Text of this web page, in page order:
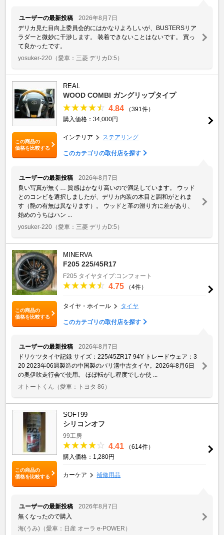
ユーザーの最新投稿
2026年8月7日
デリカ見た目向上委員会的にはかなりよろしいが、BUSTERSリア
ラダーと微妙に干渉します。 装着できないことはないです。 買っ
て良かったです。
yosuker-220 （愛車：三菱 デリカD:5）
この商品の
価格を比較する
REAL
WOOD COMBI ガングリップタイプ
4.84
（391件）
購入価格：34,000円
インテリア ステアリング
このカテゴリの取付店を探す
ユーザーの最新投稿
2026年8月7日
良い写真が無く… 質感はかなり高いので満足しています。 ウッド
とのコンビを選択しましたが、デリカ内装の木目と調和がとれま
す（艶の有無は異なります）。 ウッドと革の滑り方に差があり、
始めのうちはハン ...
yosuker-220 （愛車：三菱 デリカD:5）
この商品の
価格を比較する
MINERVA
F205 225/45R17
F205 タイヤタイプ:コンフォート
4.75 （4件）
タイヤ・ホイール タイヤ
このカテゴリの取付店を探す
ユーザーの最新投稿
2026年8月7日
ドリケツタイヤ記録 サイズ：225/45ZR17 94Y トレードウェア：3
20 2023年06週製造の中国製のバリ溝中古タイヤ。2026年8月6日
の奥伊吹走行会で使用。 ほぼ転がし程度でしか使 ...
オトートくん （愛車：トヨタ 86）
この商品の
価格を比較する
SOFT99
シリコンオフ
99工房
4.41
（614件）
購入価格：1,280円
カーケア 補修用品
ユーザーの最新投稿
2026年8月7日
無くなったので購入
海(うみ) （愛車：日産 オーラ e-POWER）